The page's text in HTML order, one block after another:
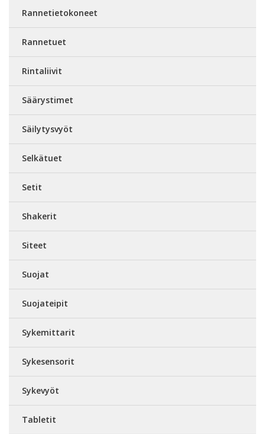
Rannetietokoneet
Rannetuet
Rintaliivit
Säärystimet
Säilytysvyöt
Selkätuet
Setit
Shakerit
Siteet
Suojat
Suojateipit
Sykemittarit
Sykesensorit
Sykevyöt
Tabletit